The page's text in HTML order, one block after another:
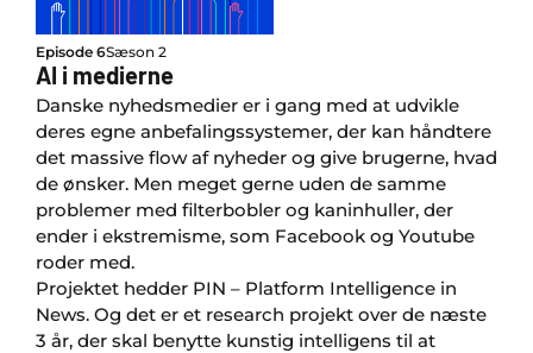
Episode 6Sæson 2
AI i medierne
Danske nyhedsmedier er i gang med at udvikle
deres egne anbefalingssystemer, der kan håndtere
det massive flow af nyheder og give brugerne, hvad
de ønsker. Men meget gerne uden de samme
problemer med filterbobler og kaninhuller, der
ender i ekstremisme, som Facebook og Youtube
roder med.
Projektet hedder PIN – Platform Intelligence in
News. Og det er et research projekt over de næste
3 år, der skal benytte kunstig intelligens til at